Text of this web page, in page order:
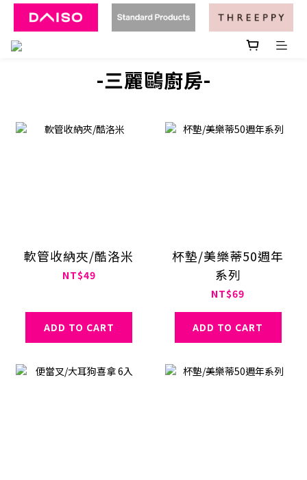
-三麗鷗廚房-
軟管收納夾/酷洛米
NT$49
ADD TO CART
杯墊/美樂蒂50週年
系列
NT$69
ADD TO CART